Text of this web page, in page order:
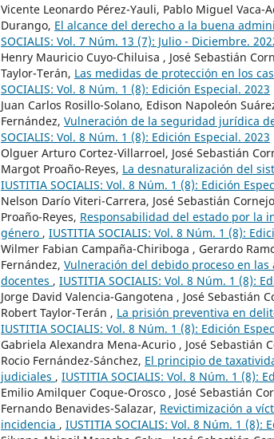
Vicente Leonardo Pérez-Yauli, Pablo Miguel Vaca-
Durango, El alcance del derecho a la buena
SOCIALIS: Vol. 7 Núm. 13 (7): Julio - Diciembre.
Henry Mauricio Cuyo-Chiluisa , José Sebastián
Taylor-Terán, Las medidas de protección en los
SOCIALIS: Vol. 8 Núm. 1 (8): Edición Especial. 2023
Juan Carlos Rosillo-Solano, Edison Napoleón
Fernández, Vulneración de la seguridad jurídica
SOCIALIS: Vol. 8 Núm. 1 (8): Edición Especial. 2023
Olguer Arturo Cortez-Villarroel, José Sebastián
Margot Proaño-Reyes, La desnaturalización del
IUSTITIA SOCIALIS: Vol. 8 Núm. 1 (8): Edición
Nelson Darío Viteri-Carrera, José Sebastián
Proaño-Reyes, Responsabilidad del estado por la
género , IUSTITIA SOCIALIS: Vol. 8 Núm. 1 (8):
Wilmer Fabian Campaña-Chiriboga , Gerardo
Fernández, Vulneración del debido proceso en
docentes , IUSTITIA SOCIALIS: Vol. 8 Núm. 1 (8):
Jorge David Valencia-Gangotena , José Sebastián
Robert Taylor-Terán , La prisión preventiva en
IUSTITIA SOCIALIS: Vol. 8 Núm. 1 (8): Edición
Gabriela Alexandra Mena-Acurio , José Sebastián
Rocio Fernández-Sánchez, El principio de
judiciales , IUSTITIA SOCIALIS: Vol. 8 Núm. 1 (8):
Emilio Amilquer Coque-Orosco , José Sebastián
Fernando Benavides-Salazar, Revictimización a
incidencia , IUSTITIA SOCIALIS: Vol. 8 Núm. 1 (8):